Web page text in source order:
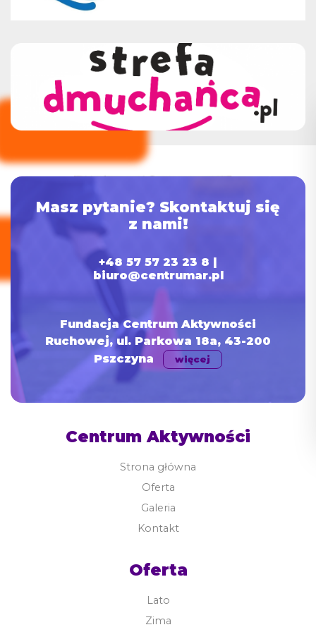
Masz pytanie? Skontaktuj się
z nami!
+48 57 57 23 23 8 |
biuro@centrumar.pl
Fundacja Centrum Aktywności
Ruchowej, ul. Parkowa 18a, 43-200
Pszczyna
więcej
Centrum Aktywności
Strona główna
Oferta
Galeria
Kontakt
Oferta
Lato
Zima